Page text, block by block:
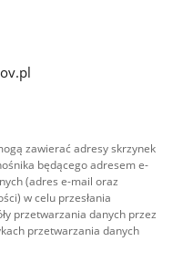
zawierać adresy skrzynek
będącego adresem e-
(adres e-mail oraz
w celu przesłania
przetwarzania danych przez
przetwarzania danych